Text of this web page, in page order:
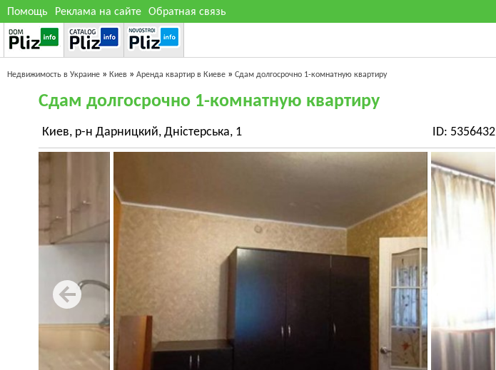
Помощь Реклама на сайте Обратная связь
Недвижимость в Украине » Киев » Аренда квартир в Киеве » Сдам долгосрочно 1-комнатную квартиру
Сдам долгосрочно 1-комнатную квартиру
Киев, р-н Дарницкий, Дністерська, 1 ID: 5356432